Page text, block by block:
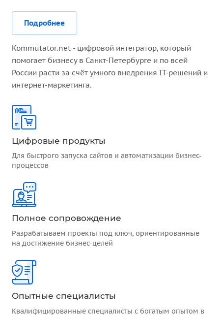
Подробнее
Kommutator.net - цифровой интегратор, который
помогает бизнесу в Санкт-Петербурге и по всей
России расти за счёт умного внедрения IT-решений и
интернет-маркетинга.
Цифровые продукты
Для быстрого запуска сайтов и автоматизации бизнес-
процессов
Полное сопровождение
Разрабатываем проекты под ключ, ориентированные
на достижение бизнес-целей
Опытные специалисты
Квалифицированные специалисты с богатым опытом в